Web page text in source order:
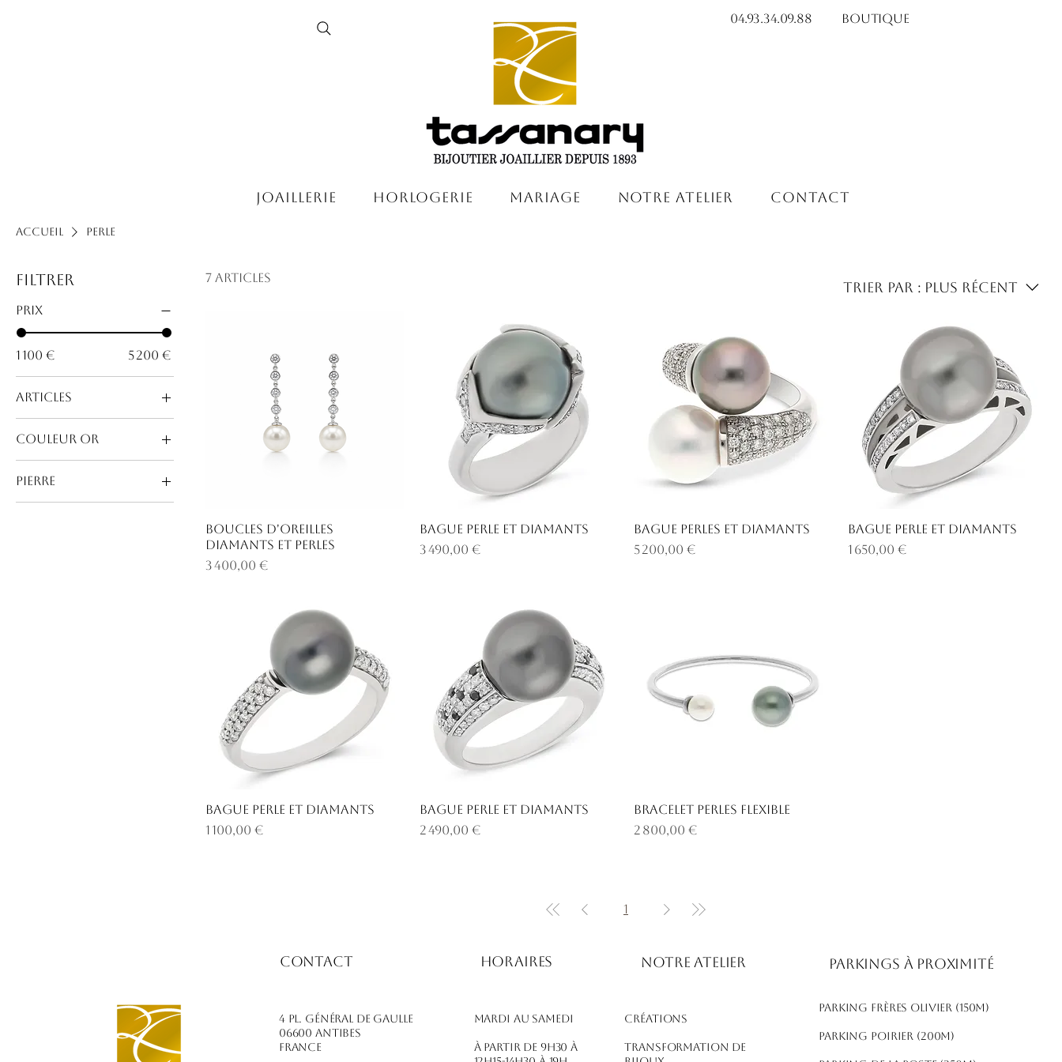
04.93.34.09.88​​ Boutique
Joaillerie Horlogerie Mariage Notre Atelier Contact
Accueil Perle
Filtrer
Prix
1 100 € 5 200 €
Articles
Bague
Boucles d'oreilles
Couleur Or
Or blanc
Pierre
Diamant
7 articles
Trier par : Plus récent
Boucles d'oreilles
diamants et perles
Prix
3 400,00 €
Bague perle et diamants
Prix
3 490,00 €
Bague perles et diamants
Prix
5 200,00 €
Bague perle et diamants
Prix
1 650,00 €
Bague perle et diamants
Prix
1 100,00 €
Bague perle et diamants
Prix
2 490,00 €
Bracelet perles flexible
Prix
2 800,00 €
1
Contact
4 PL. Général de Gaulle
06600 Antibes
France
Horaires
Mardi au Samedi
À partir de 9h30 à
notre atelier
Créations
Transformation de
Parkings à proximité
Parking frères olivier (150m)
​Parking poirier (200m)